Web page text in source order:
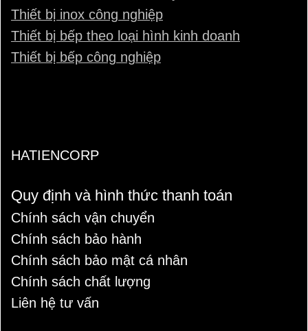
Thiết bị inox công nghiệp
Thiết bị bếp theo loại hình kinh doanh
Thiết bị bếp công nghiệp
HATIENCORP
Quy định và hình thức thanh toán
Chính sách vận chuyển
Chính sách bảo hành
Chính sách bảo mật cá nhân
Chính sách chất lượng
Liên hệ tư vấn